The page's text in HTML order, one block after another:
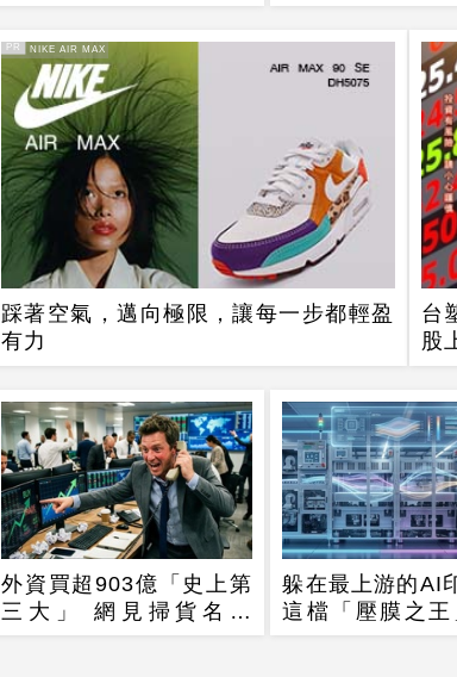
PR
踩著空氣，邁向極限，讓每一步都輕盈
有力
PR・NIKE AIR MAX
台
股
外資買超903億「史上第
三大」 網見掃貨名單
笑：不懂在幹嘛
躲在最上游的AI
這檔「壓膜之王
全球95%載板製